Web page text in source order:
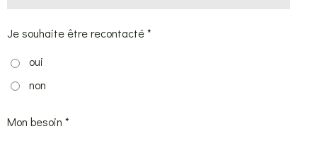
Je souhaite être recontacté *
oui
non
Mon besoin *